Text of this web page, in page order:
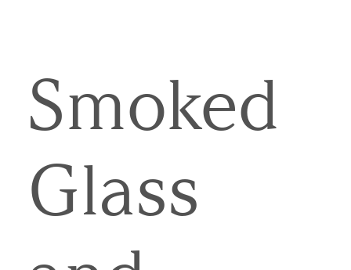
Smoked
Glass